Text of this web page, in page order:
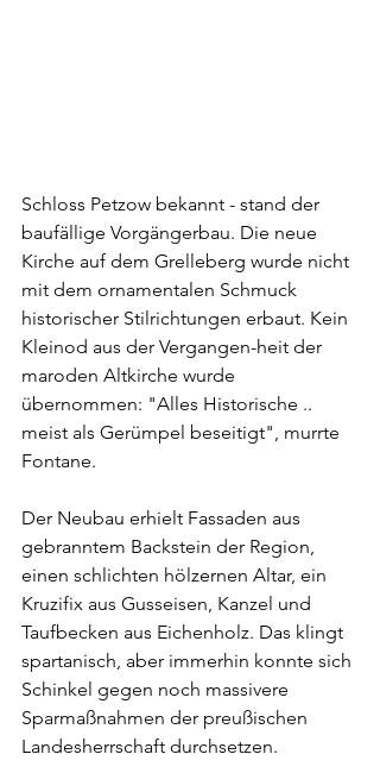
Schloss Petzow bekannt - stand der
baufällige Vorgängerbau. Die neue
Kirche auf dem Grelleberg wurde nicht
mit dem ornamentalen Schmuck
historischer Stilrichtungen erbaut. Kein
Kleinod aus der Vergangen-heit der
maroden Altkirche wurde
übernommen: "Alles Historische ..
meist als Gerümpel beseitigt", murrte
Fontane.
Der Neubau erhielt Fassaden aus
gebranntem Backstein der Region,
einen schlichten hölzernen Altar, ein
Kruzifix aus Gusseisen, Kanzel und
Taufbecken aus Eichenholz. Das klingt
spartanisch, aber immerhin konnte sich
Schinkel gegen noch massivere
Sparmaßnahmen der preußischen
Landesherrschaft durchsetzen.